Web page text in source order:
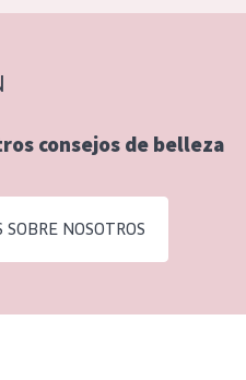
consejos de belleza
SOBRE NOSOTROS